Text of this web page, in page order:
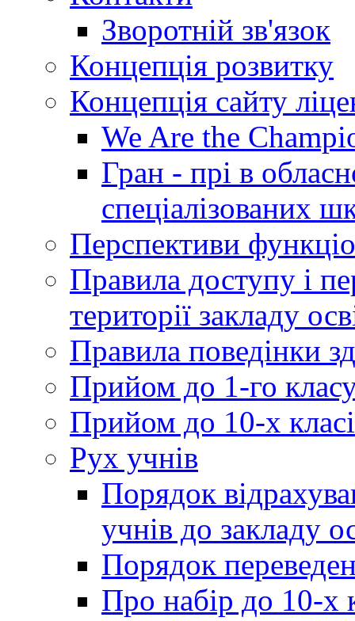
Зворотній зв'язок
Концепція розвитку
Концепція сайту
We Are the
Гран - прі в
спеціалізованих
Перспективи
Правила доступу і
території закладу
Правила поведінки
Прийом до 1-го
Прийом до 10-х
Рух учнів
Порядок
учнів до закладу
Порядок
Про набір до 10-х